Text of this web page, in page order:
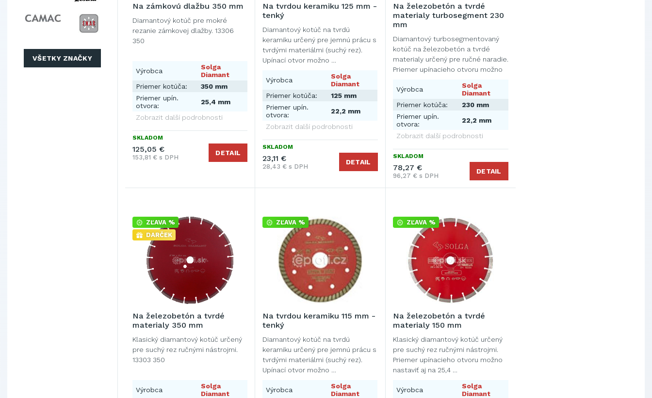
VŠETKY ZNAČKY
Na zámkovú dlažbu 350 mm
Diamantový kotúč pre mokré
rezanie zámkovej dlažby. 13306
350
Výrobca
Solga
Diamant
Priemer kotúča:
350 mm
Priemer upín.
otvora:
25,4 mm
Zobrazit další podrobnosti
SKLADOM
125,05 €
153,81 € s DPH
DETAIL
Na tvrdou keramiku 125 mm -
tenký
Diamantový kotúč na tvrdú
keramiku určený pre jemnú prácu s
tvrdými materiálmi (suchý rez).
Upínací otvor možno …
Výrobca
Solga
Diamant
Priemer kotúča:
125 mm
Priemer upín.
otvora:
22,2 mm
Zobrazit další podrobnosti
SKLADOM
23,11 €
28,43 € s DPH
DETAIL
Na železobetón a tvrdé
materialy turbosegment 230
mm
Diamantový turbosegmentovaný
kotúč na železobetón a tvrdé
materialy určený pre ručné naradie.
Priemer upínacieho otvoru možno
Výrobca
Solga
Diamant
Priemer kotúča:
230 mm
Priemer upín.
otvora:
22,2 mm
Zobrazit další podrobnosti
SKLADOM
78,27 €
96,27 € s DPH
DETAIL
ZĽAVA %
DARČEK
Na železobetón a tvrdé
materialy 350 mm
Klasický diamantový kotúč určený
pre suchý rez ručnými nástrojmi.
13303 350
Výrobca
Solga
Diamant
ZĽAVA %
Na tvrdou keramiku 115 mm -
tenký
Diamantový kotúč na tvrdú
keramiku určený pre jemnú prácu s
tvrdými materiálmi (suchý rez).
Upínací otvor možno …
Výrobca
Solga
Diamant
ZĽAVA %
Na železobetón a tvrdé
materialy 150 mm
Klasický diamantový kotúč určený
pre suchý rez ručnými nástrojmi.
Priemer upínacieho otvoru možno
nastaviť aj na 25,4 …
Výrobca
Solga
Diamant